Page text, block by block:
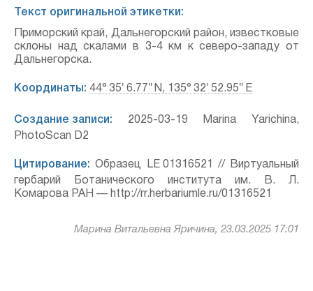
Текст оригинальной этикетки:
Приморский край, Дальнегорский район, известковые
склоны над скалами в 3-4 км к северо-западу от
Дальнегорска.
Координаты: 44° 35′ 6.77″ N, 135° 32′ 52.95″ E
Создание записи: 2025-03-19 Marina Yarichina,
PhotoScan D2
Цитирование: Образец LE 01316521 // Виртуальный
гербарий Ботанического института им. В. Л.
Комарова РАН — http://rr.herbariumle.ru/01316521
Марина Витальевна Яричина, 23.03.2025 17:01